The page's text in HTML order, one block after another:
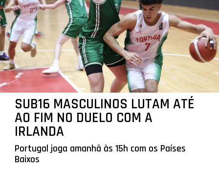
SUB16 MASCULINOS LUTAM ATÉ
AO FIM NO DUELO COM A
IRLANDA
Portugal joga amanhã às 15h com os Países
Baixos